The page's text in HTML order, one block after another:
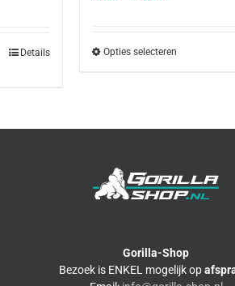
Details Opties selecteren
Gorilla-Shop
Bezoek is ENKEL mogelijk op